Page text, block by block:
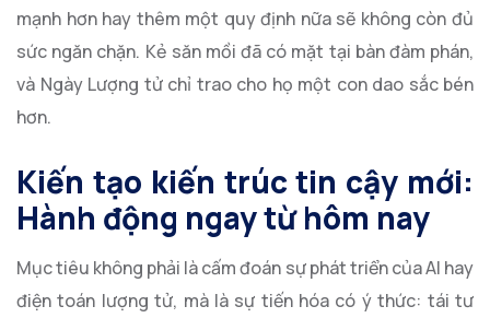
mạnh hơn hay thêm một quy định nữa sẽ không còn đủ
sức ngăn chặn. Kẻ săn mồi đã có mặt tại bàn đàm phán,
và Ngày Lượng tử chỉ trao cho họ một con dao sắc bén
hơn.
Kiến tạo kiến trúc tin cậy mới:
Hành động ngay từ hôm nay
Mục tiêu không phải là cấm đoán sự phát triển của AI hay
điện toán lượng tử, mà là sự tiến hóa có ý thức: tái tư